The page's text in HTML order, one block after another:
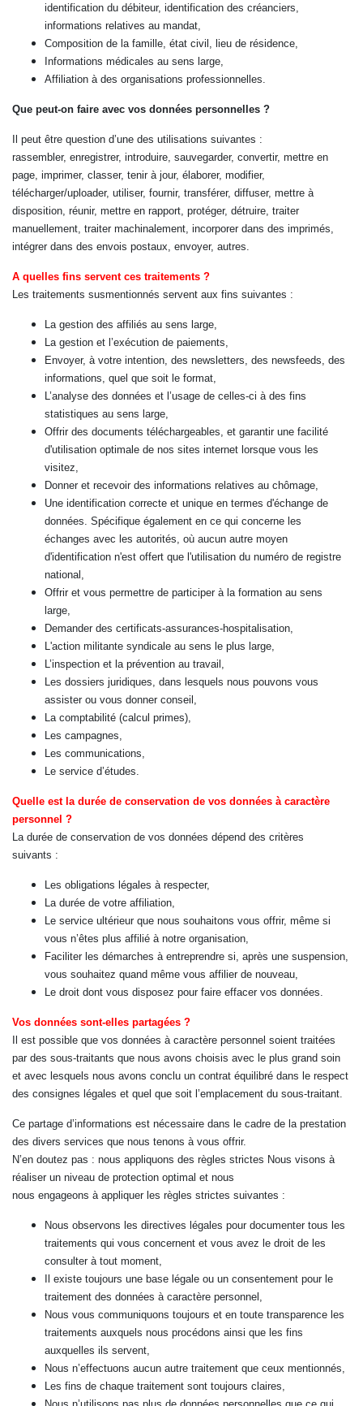
identification du débiteur, identification des créanciers,
informations relatives au mandat,
Composition de la famille, état civil, lieu de résidence,
Informations médicales au sens large,
Affiliation à des organisations professionnelles.
Que peut-on faire avec vos données personnelles ?
Il peut être question d’une des utilisations suivantes :
rassembler, enregistrer, introduire, sauvegarder, convertir, mettre en
page, imprimer, classer, tenir à jour, élaborer, modifier,
télécharger/uploader, utiliser, fournir, transférer, diffuser, mettre à
disposition, réunir, mettre en rapport, protéger, détruire, traiter
manuellement, traiter machinalement, incorporer dans des imprimés,
intégrer dans des envois postaux, envoyer, autres.
A quelles fins servent ces traitements ?
Les traitements susmentionnés servent aux fins suivantes :
La gestion des affiliés au sens large,
La gestion et l’exécution de paiements,
Envoyer, à votre intention, des newsletters, des newsfeeds, des
informations, quel que soit le format,
L’analyse des données et l’usage de celles-ci à des fins
statistiques au sens large,
Offrir des documents téléchargeables, et garantir une facilité
d'utilisation optimale de nos sites internet lorsque vous les
visitez,
Donner et recevoir des informations relatives au chômage,
Une identification correcte et unique en termes d'échange de
données. Spécifique également en ce qui concerne les
échanges avec les autorités, où aucun autre moyen
d'identification n'est offert que l'utilisation du numéro de registre
national,
Offrir et vous permettre de participer à la formation au sens
large,
Demander des certificats-assurances-hospitalisation,
L'action militante syndicale au sens le plus large,
L’inspection et la prévention au travail,
Les dossiers juridiques, dans lesquels nous pouvons vous
assister ou vous donner conseil,
La comptabilité (calcul primes),
Les campagnes,
Les communications,
Le service d’études.
Quelle est la durée de conservation de vos données à caractère
personnel ?
La durée de conservation de vos données dépend des critères
suivants :
Les obligations légales à respecter,
La durée de votre affiliation,
Le service ultérieur que nous souhaitons vous offrir, même si
vous n’êtes plus affilié à notre organisation,
Faciliter les démarches à entreprendre si, après une suspension,
vous souhaitez quand même vous affilier de nouveau,
Le droit dont vous disposez pour faire effacer vos données.
Vos données sont-elles partagées ?
Il est possible que vos données à caractère personnel soient traitées
par des sous-traitants que nous avons choisis avec le plus grand soin
et avec lesquels nous avons conclu un contrat équilibré dans le respect
des consignes légales et quel que soit l’emplacement du sous-traitant.
Ce partage d’informations est nécessaire dans le cadre de la prestation
des divers services que nous tenons à vous offrir.
N’en doutez pas : nous appliquons des règles strictes Nous visons à
réaliser un niveau de protection optimal et nous
nous engageons à appliquer les règles strictes suivantes :
Nous observons les directives légales pour documenter tous les
traitements qui vous concernent et vous avez le droit de les
consulter à tout moment,
Il existe toujours une base légale ou un consentement pour le
traitement des données à caractère personnel,
Nous vous communiquons toujours et en toute transparence les
traitements auxquels nous procédons ainsi que les fins
auxquelles ils servent,
Nous n’effectuons aucun autre traitement que ceux mentionnés,
Les fins de chaque traitement sont toujours claires,
Nous n’utilisons pas plus de données personnelles que ce qui